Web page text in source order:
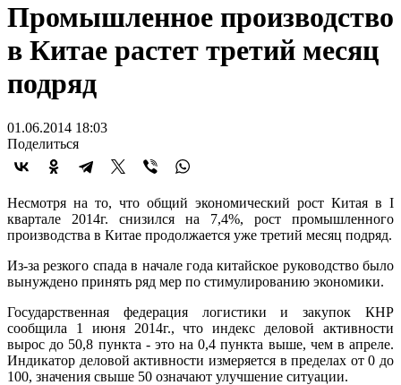
Промышленное производство
в Китае растет третий месяц
подряд
01.06.2014 18:03
Поделиться
Несмотря на то, что общий экономический рост Китая в I
квартале 2014г. снизился на 7,4%, рост промышленного
производства в Китае продолжается уже третий месяц подряд.
Из-за резкого спада в начале года китайское руководство было
вынуждено принять ряд мер по стимулированию экономики.
Государственная федерация логистики и закупок КНР
сообщила 1 июня 2014г., что индекс деловой активности
вырос до 50,8 пункта - это на 0,4 пункта выше, чем в апреле.
Индикатор деловой активности измеряется в пределах от 0 до
100, значения свыше 50 означают улучшение ситуации.